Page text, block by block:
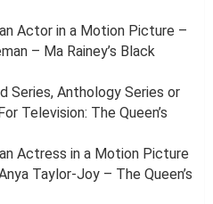
Actor in a Motion Picture –
– Ma Rainey’s Black
Series, Anthology Series or
Television: The Queen’s
Actress in a Motion Picture
Taylor-Joy – The Queen’s